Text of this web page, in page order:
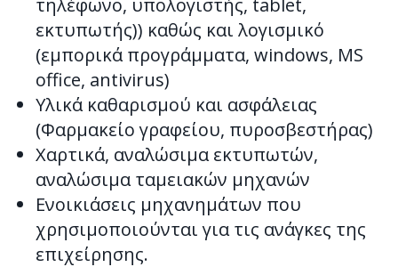
τηλέφωνο, υπολογιστής, tablet,
εκτυπωτής)) καθώς και λογισμικό
(εμπορικά προγράμματα, windows, MS
office, antivirus)
Υλικά καθαρισμού και ασφάλειας
(Φαρμακείο γραφείου, πυροσβεστήρας)
Χαρτικά, αναλώσιμα εκτυπωτών,
αναλώσιμα ταμειακών μηχανών
Ενοικιάσεις μηχανημάτων που
χρησιμοποιούνται για τις ανάγκες της
επιχείρησης.